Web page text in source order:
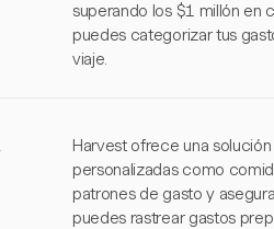
superando los $1 millón en
puedes categorizar tus
viaje.
Harvest ofrece una
personalizadas como
patrones de gasto y
puedes rastrear gastos